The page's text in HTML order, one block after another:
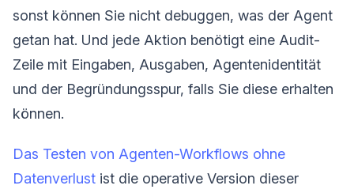
sonst können Sie nicht debuggen, was der Agent
getan hat. Und jede Aktion benötigt eine Audit-
Zeile mit Eingaben, Ausgaben, Agentenidentität
und der Begründungsspur, falls Sie diese erhalten
können.
Das Testen von Agenten-Workflows ohne
Datenverlust ist die operative Version dieser